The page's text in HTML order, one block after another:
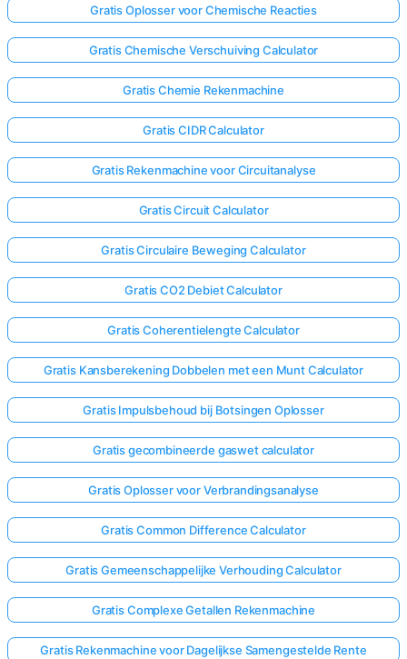
Gratis Oplosser voor Chemische Reacties
Gratis Chemische Verschuiving Calculator
Gratis Chemie Rekenmachine
Gratis CIDR Calculator
Gratis Rekenmachine voor Circuitanalyse
Gratis Circuit Calculator
Gratis Circulaire Beweging Calculator
Gratis CO2 Debiet Calculator
Gratis Coherentielengte Calculator
Gratis Kansberekening Dobbelen met een Munt Calculator
Gratis Impulsbehoud bij Botsingen Oplosser
Gratis gecombineerde gaswet calculator
Gratis Oplosser voor Verbrandingsanalyse
Gratis Common Difference Calculator
Gratis Gemeenschappelijke Verhouding Calculator
Gratis Complexe Getallen Rekenmachine
Gratis Rekenmachine voor Dagelijkse Samengestelde Rente